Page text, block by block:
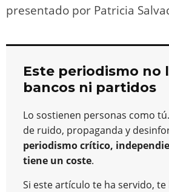
presentado por Patricia
Este periodismo no
bancos ni partidos
Lo sostienen personas como
de ruido, propaganda y
periodismo crítico,
tiene un coste.
Si este artículo te ha servido,